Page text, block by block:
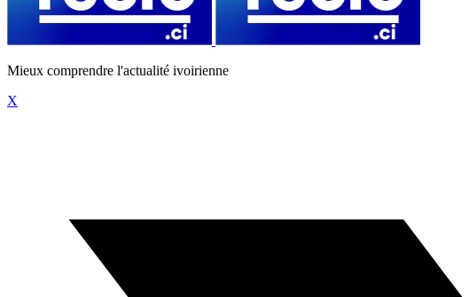
Mieux comprendre l'actualité ivoirienne
X